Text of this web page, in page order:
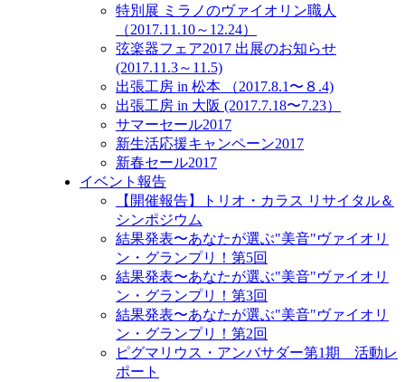
特別展 ミラノのヴァイオリン職人
（2017.11.10～12.24）
弦楽器フェア2017 出展のお知らせ
(2017.11.3～11.5)
出張工房 in 松本 （2017.8.1〜８.4)
出張工房 in 大阪 (2017.7.18〜7.23）
サマーセール2017
新生活応援キャンペーン2017
新春セール2017
イベント報告
【開催報告】トリオ・カラス リサイタル＆
シンポジウム
結果発表〜あなたが選ぶ"美音"ヴァイオリ
ン・グランプリ！第5回
結果発表〜あなたが選ぶ"美音"ヴァイオリ
ン・グランプリ！第3回
結果発表〜あなたが選ぶ"美音"ヴァイオリ
ン・グランプリ！第2回
ピグマリウス・アンバサダー第1期 活動レ
ポート